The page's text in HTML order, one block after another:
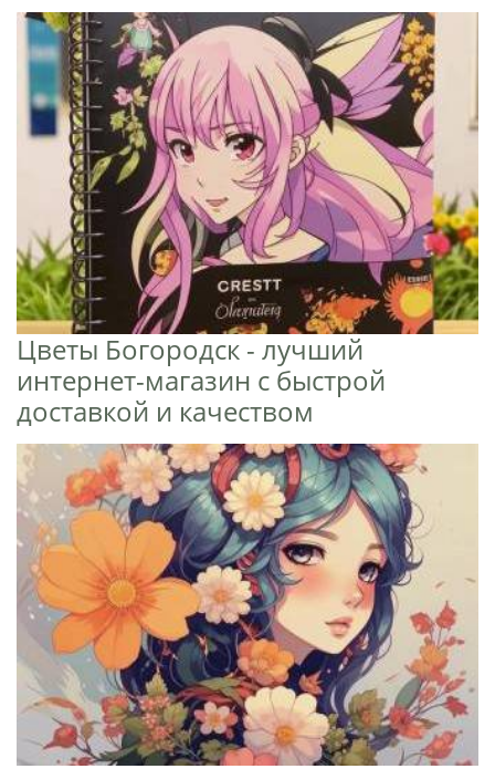
Цветы Богородск - лучший
интернет-магазин с быстрой
доставкой и качеством